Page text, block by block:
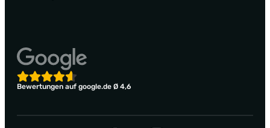
Bewertungen auf google.de Ø 4,6